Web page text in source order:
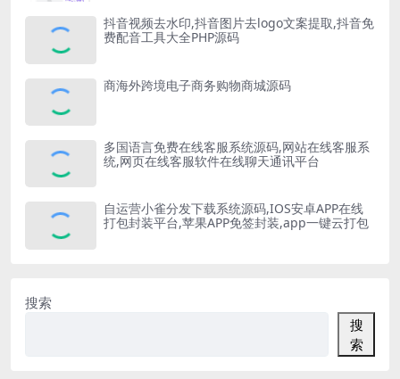
抖音视频去水印,抖音图片去logo文案提取,抖音免
费配音工具大全PHP源码
商海外跨境电子商务购物商城源码
多国语言免费在线客服系统源码,网站在线客服系
统,网页在线客服软件在线聊天通讯平台
自运营小雀分发下载系统源码,IOS安卓APP在线
打包封装平台,苹果APP免签封装,app一键云打包
搜索
搜
索